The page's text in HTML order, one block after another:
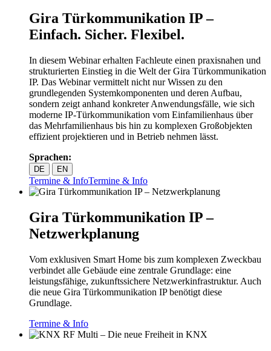
Gira Türkommunikation IP –
Einfach. Sicher. Flexibel.
In diesem Webinar erhalten Fachleute einen praxisnahen und
strukturierten Einstieg in die Welt der Gira Türkommunikation
IP. Das Webinar vermittelt nicht nur Wissen zu den
grundlegenden Systemkomponenten und deren Aufbau,
sondern zeigt anhand konkreter Anwendungsfälle, wie sich
moderne IP‑Türkommunikation vom Einfamilienhaus über
das Mehrfamilienhaus bis hin zu komplexen Großobjekten
effizient projektieren und in Betrieb nehmen lässt.
Sprachen:
DE EN
Termine & InfoTermine & Info
Gira Türkommunikation IP –
Netzwerkplanung
Vom exklusiven Smart Home bis zum komplexen Zweckbau
verbindet alle Gebäude eine zentrale Grundlage: eine
leistungsfähige, zukunftssichere Netzwerkinfrastruktur. Auch
die neue Gira Türkommunikation IP benötigt diese
Grundlage.
Termine & Info